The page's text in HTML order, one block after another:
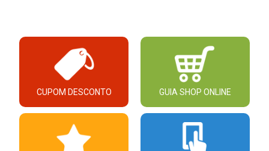
CUPOM DESCONTO GUIA SHOP ONLINE